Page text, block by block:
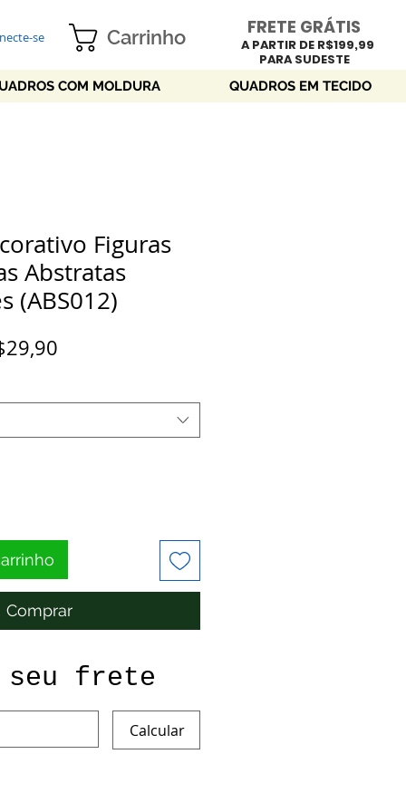
se Carrinho FRETE GRÁTIS
A PARTIR DE R$199,99
PARA SUDESTE
COM MOLDURA QUADROS EM TECIDO
Figuras
Abstratas
(ABS012)
Comprar
seu frete
Calcular